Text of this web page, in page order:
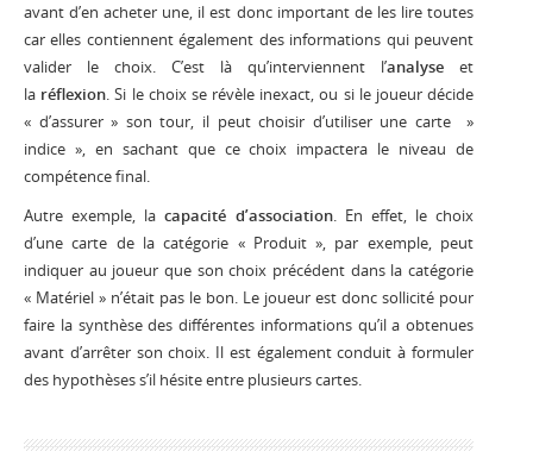
avant d’en acheter une, il est donc important de les lire toutes
car elles contiennent également des informations qui peuvent
valider le choix. C’est là qu’interviennent l’analyse et
la réflexion. Si le choix se révèle inexact, ou si le joueur décide
« d’assurer » son tour, il peut choisir d’utiliser une carte »
indice », en sachant que ce choix impactera le niveau de
compétence final.
Autre exemple, lacapacité d’association. En effet, le choix
d’une carte de la catégorie « Produit », par exemple, peut
indiquer au joueur que son choix précédent dans la catégorie
« Matériel » n’était pas le bon. Le joueur est donc sollicité pour
faire la synthèse des différentes informations qu’il a obtenues
avant d’arrêter son choix. Il est également conduit à formuler
des hypothèses s’il hésite entre plusieurs cartes.